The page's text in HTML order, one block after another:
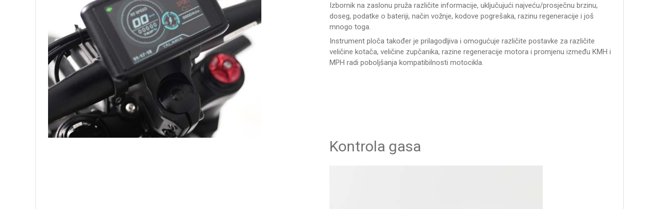
Izbornik na zaslonu pruža različite informacije, uključujući najveću/prosječnu brzinu,
doseg, podatke o bateriji, način vožnje, kodove pogrešaka, razinu regeneracije i još
mnogo toga.
Instrument ploča također je prilagodljiva i omogućuje različite postavke za različite
veličine kotača, veličine zupčanika, razine regeneracije motora i promjenu između KMH i
MPH radi poboljšanja kompatibilnosti motocikla.
Kontrola gasa